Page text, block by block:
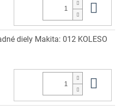
diely Makita: 012 KOLESO